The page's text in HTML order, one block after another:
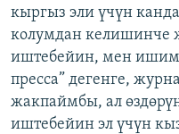
кыргыз эли үчүн
колумдан келишинче
иштебейин, мен ишим
пресса” дегенге,
жакпаймбы, ал
иштебейин эл үчүн